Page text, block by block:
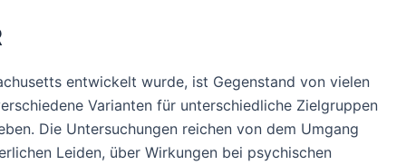
entwickelt wurde, ist Gegenstand von vielen
Varianten für unterschiedliche Zielgruppen
Die Untersuchungen reichen von dem Umgang
Leiden, über Wirkungen bei psychischen